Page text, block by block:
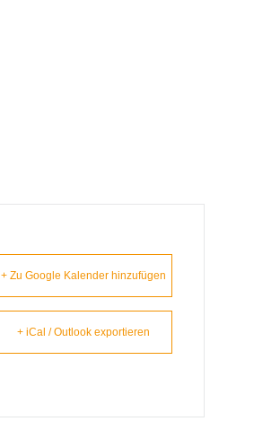
+ Zu Google Kalender hinzufügen
+ iCal / Outlook exportieren